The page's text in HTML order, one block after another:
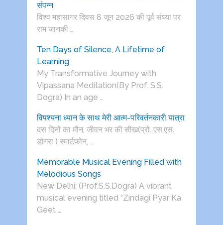
संपन्न
विश्व महासागर दिवस 8 जून 2026 की पूर्व संध्या पर
राम जानकी …
Ten Days of Silence, A Lifetime of
Learning
My Transformative Journey with
Vipassana Meditation(By Prof. S.S.
Dogra) In an age …
विपश्यना ध्यान के साथ मेरी आत्म-परिवर्तनकारी यात्रा
दस दिनों का मौन, जीवन भर की सीख(प्रो. एस.एस.
डोगरा ) स्मार्टफोन, …
Memorable Musical Evening Filled with
Melodious Songs
New Delhi: (Prof.S.S.Dogra) A vibrant
musical evening titled “Zindagi Pyar Ka
Geet …